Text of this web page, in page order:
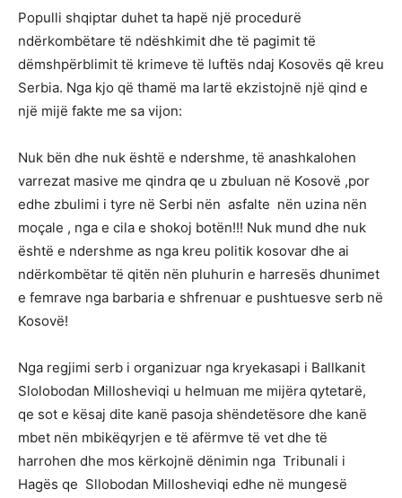
Populli shqiptar duhet ta hapë një procedurë
ndërkombëtare të ndëshkimit dhe të pagimit të
dëmshpërblimit të krimeve të luftës ndaj Kosovës që kreu
Serbia. Nga kjo që thamë ma lartë ekzistojnë një qind e
një mijë fakte me sa vijon:
Nuk bën dhe nuk është e ndershme, të anashkalohen
varrezat masive me qindra qe u zbuluan në Kosovë ,por
edhe zbulimi i tyre në Serbi nën asfalte nën uzina nën
moçale , nga e cila e shokoj botën!!! Nuk mund dhe nuk
është e ndershme as nga kreu politik kosovar dhe ai
ndërkombëtar të qitën nën pluhurin e harresës dhunimet
e femrave nga barbaria e shfrenuar e pushtuesve serb në
Kosovë!
Nga regjimi serb i organizuar nga kryekasapi i Ballkanit
Slolobodan Millosheviqi u helmuan me mijëra qytetarë,
qe sot e kësaj dite kanë pasoja shëndetësore dhe kanë
mbet nën mbikëqyrjen e të afërmve të vet dhe të
harrohen dhe mos kërkojnë dënimin nga Tribunali i
Hagës qe Sllobodan Millosheviqi edhe në mungesë